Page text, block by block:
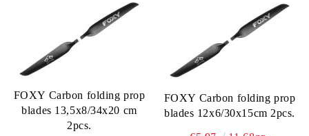
FOXY Carbon folding prop
blades 13,5x8/34x20 cm
2pcs.
FOXY Carbon folding prop
blades 12x6/30x15cm 2pcs.